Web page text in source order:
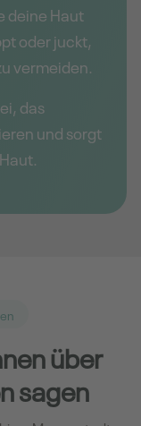
deine Haut
oder juckt,
vermeiden.
das
und sorgt
über
sagen